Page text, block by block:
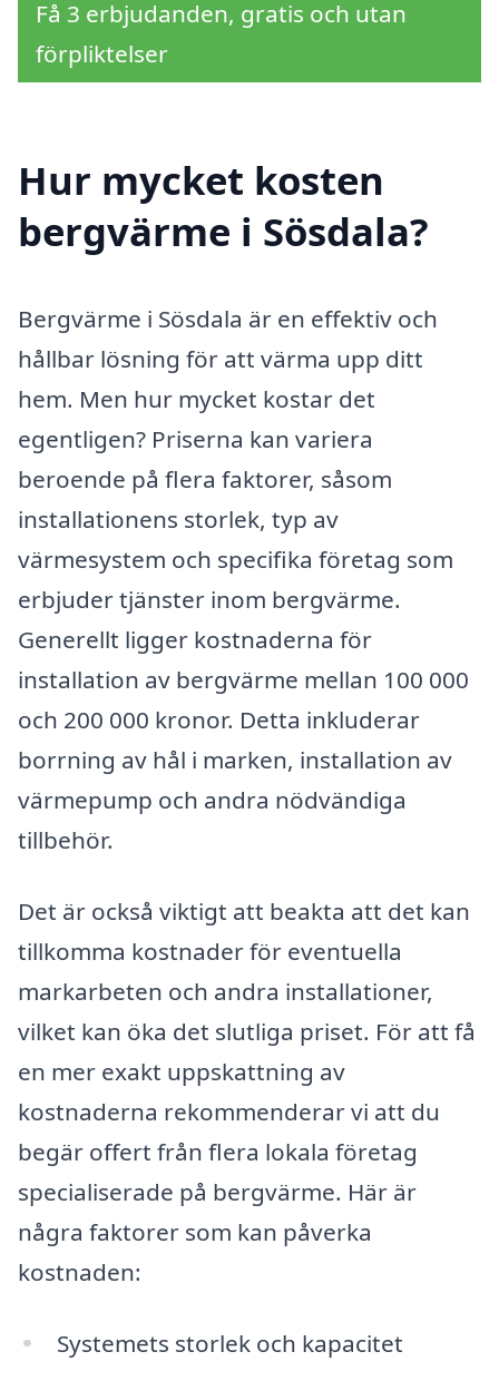
Få 3 erbjudanden, gratis och utan
förpliktelser
Hur mycket kosten
bergvärme i Sösdala?
Bergvärme i Sösdala är en effektiv och
hållbar lösning för att värma upp ditt
hem. Men hur mycket kostar det
egentligen? Priserna kan variera
beroende på flera faktorer, såsom
installationens storlek, typ av
värmesystem och specifika företag som
erbjuder tjänster inom bergvärme.
Generellt ligger kostnaderna för
installation av bergvärme mellan 100 000
och 200 000 kronor. Detta inkluderar
borrning av hål i marken, installation av
värmepump och andra nödvändiga
tillbehör.
Det är också viktigt att beakta att det kan
tillkomma kostnader för eventuella
markarbeten och andra installationer,
vilket kan öka det slutliga priset. För att få
en mer exakt uppskattning av
kostnaderna rekommenderar vi att du
begär offert från flera lokala företag
specialiserade på bergvärme. Här är
några faktorer som kan påverka
kostnaden:
Systemets storlek och kapacitet